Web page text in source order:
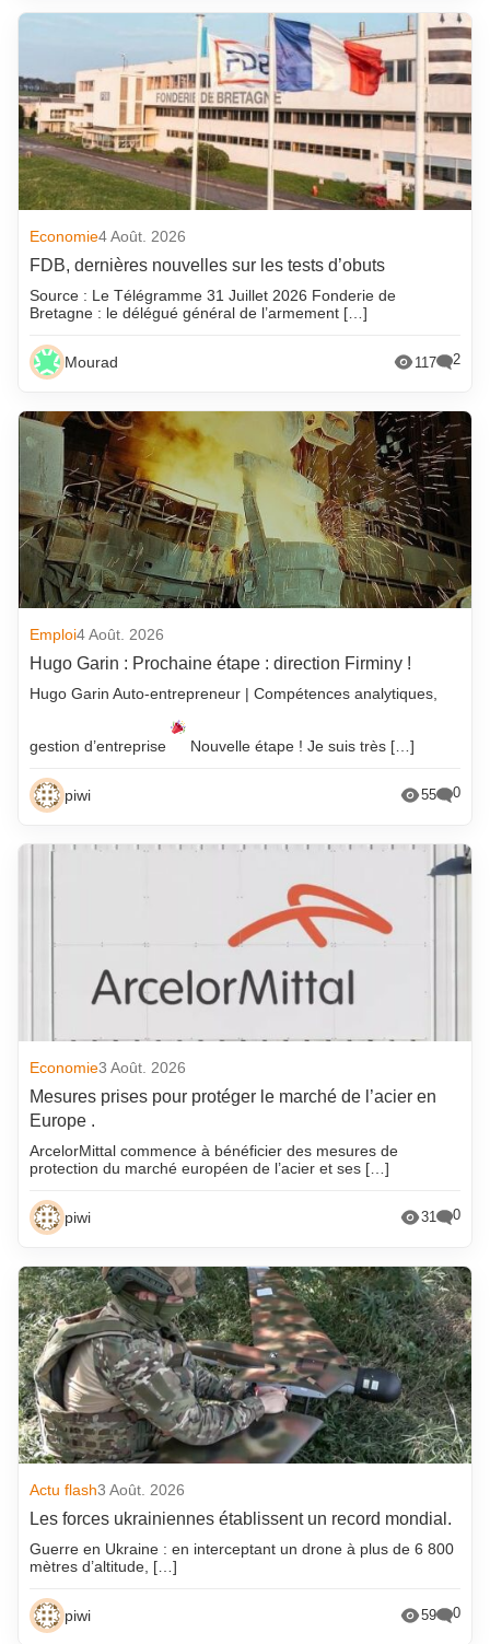
Economie4 Août. 2026
FDB, dernières nouvelles sur les tests d’obuts
Source : Le Télégramme 31 Juillet 2026 Fonderie de
Bretagne : le délégué général de l’armement […]
Mourad 117 2
Emploi4 Août. 2026
Hugo Garin : Prochaine étape : direction Firminy !
Hugo Garin Auto-entrepreneur | Compétences analytiques,
gestion d’entreprise Nouvelle étape ! Je suis très […]
piwi 55 0
Economie3 Août. 2026
Mesures prises pour protéger le marché de l’acier en
Europe .
ArcelorMittal commence à bénéficier des mesures de
protection du marché européen de l’acier et ses […]
piwi 31 0
Actu flash3 Août. 2026
Les forces ukrainiennes établissent un record mondial.
Guerre en Ukraine : en interceptant un drone à plus de 6 800
mètres d’altitude, […]
piwi 59 0